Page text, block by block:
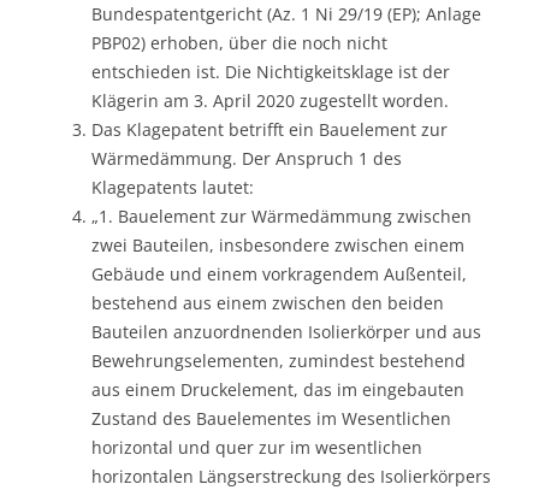
Bundespatentgericht (Az. 1 Ni 29/19 (EP); Anlage
PBP02) erhoben, über die noch nicht
entschieden ist. Die Nichtigkeitsklage ist der
Klägerin am 3. April 2020 zugestellt worden.
Das Klagepatent betrifft ein Bauelement zur
Wärmedämmung. Der Anspruch 1 des
Klagepatents lautet:
„1. Bauelement zur Wärmedämmung zwischen
zwei Bauteilen, insbesondere zwischen einem
Gebäude und einem vorkragendem Außenteil,
bestehend aus einem zwischen den beiden
Bauteilen anzuordnenden Isolierkörper und aus
Bewehrungselementen, zumindest bestehend
aus einem Druckelement, das im eingebauten
Zustand des Bauelementes im Wesentlichen
horizontal und quer zur im wesentlichen
horizontalen Längserstreckung des Isolierkörpers